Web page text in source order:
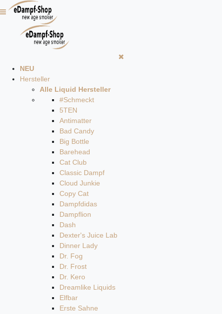
NEU
Hersteller
Alle Liquid Hersteller
#Schmeckt
5TEN
Antimatter
Bad Candy
Big Bottle
Barehead
Cat Club
Classic Dampf
Cloud Junkie
Copy Cat
Dampfdidas
Dampflion
Dash
Dexter's Juice Lab
Dinner Lady
Dr. Fog
Dr. Frost
Dr. Kero
Dreamlike Liquids
Elfbar
Erste Sahne